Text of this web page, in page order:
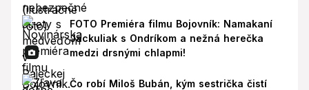
FOTO Premiéra filmu Bojovník: Namakaní
Jackuliak s Ondríkom a nežná herečka
medzi drsnými chlapmi!
Čo robí Miloš Bubán, kým sestrička čistí